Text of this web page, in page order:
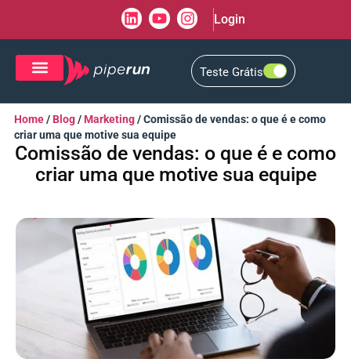
Login
Teste Grátis
Home/ Blog/ Marketing/Comissão de vendas: o que é e como
criar uma que motive sua equipe
Comissão de vendas: o que é e como
criar uma que motive sua equipe